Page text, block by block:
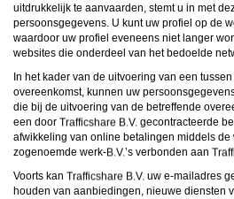
uitdrukkelijk te aanvaarden, stemt u in met
persoonsgegevens. U kunt uw profiel op de
waardoor uw profiel eveneens niet langer
websites die onderdeel van het bedoelde
In het kader van de uitvoering van een tussen
overeenkomst, kunnen uw
die bij de uitvoering van de betreffende
een door
gecontracteerde
afwikkeling van online betalingen middels de
zogenoemde werk-
’s verbonden aan
Voorts kan
uw e-mailadres
houden van aanbiedingen, nieuwe diensten